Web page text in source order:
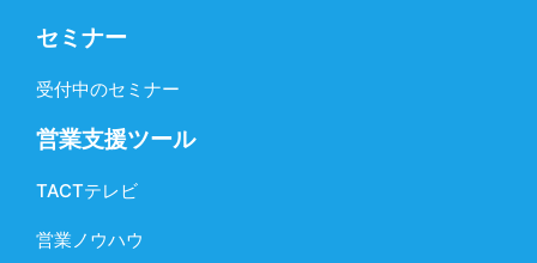
セミナー
受付中のセミナー
営業支援ツール
TACTテレビ
営業ノウハウ